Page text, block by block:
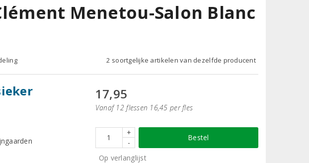
Menetou-Salon Blanc
2 soortgelijke artikelen van dezelfde producent
17,95
Vanaf 12 flessen 16,45 per fles
+
-
Bestel
Op verlanglijst